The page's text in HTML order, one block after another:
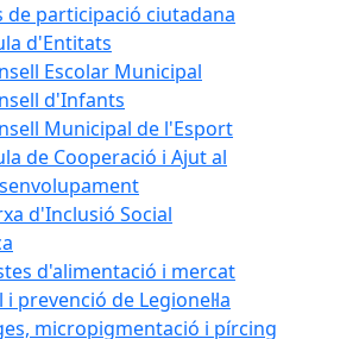
de participació ciutadana
d'Entitats
Escolar Municipal
d'Infants
Municipal de l'Esport
de Cooperació i Ajut al
d'Inclusió Social
d'alimentació i mercat
prevenció de Legionel·la
micropigmentació i pírcing